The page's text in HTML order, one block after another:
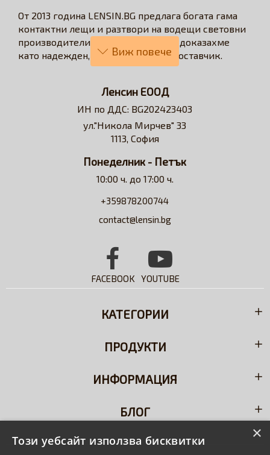
От 2013 година LENSIN.BG предлага богата гама
контактни лещи и разтвори на водещи световни
производители. През годините се доказахме
като надежден, бърз и коректен доставчик.
пазаруването в бързо, лесно, удобно и изгодно
решение за всеки потребител на контактни лещи.
Достъпни сме за професионални съвети и
съдействие относно избора на контактни лещи и
Ленсин ЕООД
ИН по ДДС: BG202423403
ул."Никола Мирчев" 33
1113, София
Понеделник - Петък
10:00 ч. до 17:00 ч.
+359878200744
contact@lensin.bg
FACEBOOK YOUTUBE
КАТЕГОРИИ
ПРОДУКТИ
ИНФОРМАЦИЯ
БЛОГ
×
Този уебсайт използва бисквитки